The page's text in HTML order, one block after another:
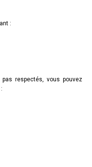
:
respectés, vous pouvez